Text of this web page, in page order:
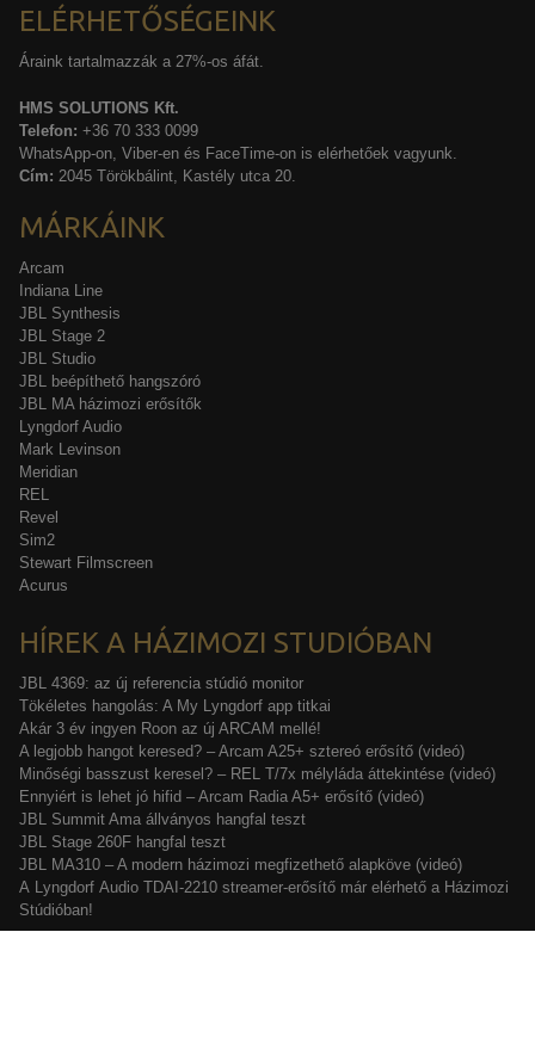
ELÉRHETŐSÉGEINK
Áraink tartalmazzák a 27%-os áfát.
HMS SOLUTIONS Kft.
Telefon: +36 70 333 0099
WhatsApp-on, Viber-en és FaceTime-on is elérhetőek vagyunk.
Cím: 2045 Törökbálint, Kastély utca 20.
MÁRKÁINK
Arcam
Indiana Line
JBL Synthesis
JBL Stage 2
JBL Studio
JBL beépíthető hangszóró
JBL MA házimozi erősítők
Lyngdorf Audio
Mark Levinson
Meridian
REL
Revel
Sim2
Stewart Filmscreen
Acurus
HÍREK A HÁZIMOZI STUDIÓBAN
JBL 4369: az új referencia stúdió monitor
Tökéletes hangolás: A My Lyngdorf app titkai
Akár 3 év ingyen Roon az új ARCAM mellé!
A legjobb hangot keresed? – Arcam A25+ sztereó erősítő (videó)
Minőségi basszust keresel? – REL T/7x mélyláda áttekintése (videó)
Ennyiért is lehet jó hifid – Arcam Radia A5+ erősítő (videó)
JBL Summit Ama állványos hangfal teszt
JBL Stage 260F hangfal teszt
JBL MA310 – A modern házimozi megfizethető alapköve (videó)
A Lyngdorf Audio TDAI-2210 streamer-erősítő már elérhető a Házimozi
Stúdióban!